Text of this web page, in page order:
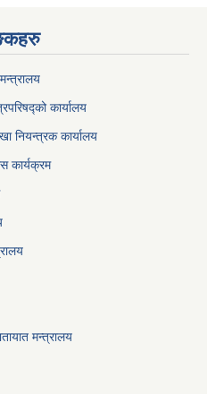
कार्यालय
नियन्त्रक कार्यालय
कार्यक्रम
मन्त्रालय